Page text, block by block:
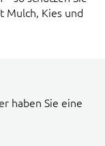
Mulch, Kies und
haben Sie eine